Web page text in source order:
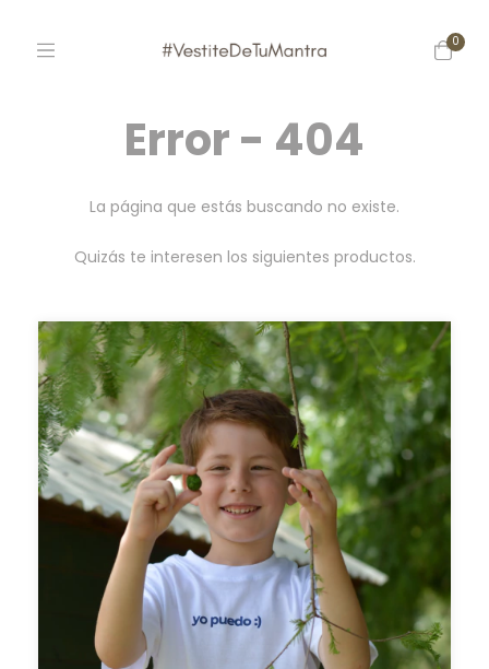
0
Error - 404
La página que estás buscando no existe.
Quizás te interesen los siguientes productos.